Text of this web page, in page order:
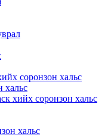
соронзон хальс
хальс
хийх соронзон хальс
хальс